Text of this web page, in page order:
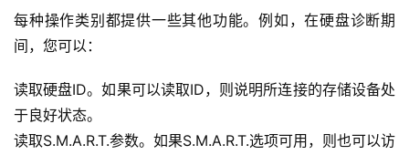
每种操作类别都提供一些其他功能。例如，在硬盘诊断期
间，您可以：
读取硬盘ID。如果可以读取ID，则说明所连接的存储设备处
于良好状态。
读取S.M.A.R.T.参数。如果S.M.A.R.T.选项可用，则也可以访